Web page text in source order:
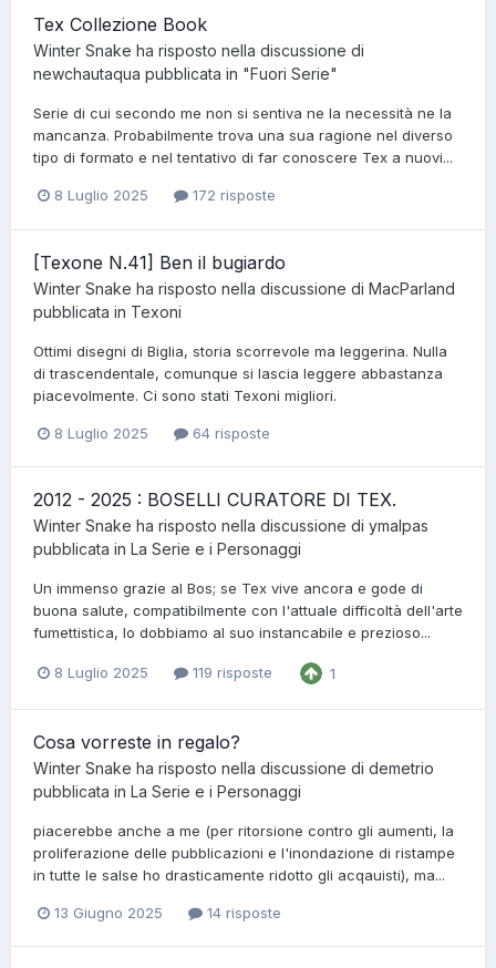
Tex Collezione Book
Winter Snake ha risposto nella discussione di
newchautaqua pubblicata in "Fuori Serie"
Serie di cui secondo me non si sentiva ne la necessità ne la
mancanza. Probabilmente trova una sua ragione nel diverso
tipo di formato e nel tentativo di far conoscere Tex a nuovi...
8 Luglio 2025 172 risposte
[Texone N.41] Ben il bugiardo
Winter Snake ha risposto nella discussione di MacParland
pubblicata in Texoni
Ottimi disegni di Biglia, storia scorrevole ma leggerina. Nulla
di trascendentale, comunque si lascia leggere abbastanza
piacevolmente. Ci sono stati Texoni migliori.
8 Luglio 2025 64 risposte
2012 - 2025 : BOSELLI CURATORE DI TEX.
Winter Snake ha risposto nella discussione di ymalpas
pubblicata in La Serie e i Personaggi
Un immenso grazie al Bos; se Tex vive ancora e gode di
buona salute, compatibilmente con l'attuale difficoltà dell'arte
fumettistica, lo dobbiamo al suo instancabile e prezioso...
8 Luglio 2025 119 risposte 1
Cosa vorreste in regalo?
Winter Snake ha risposto nella discussione di demetrio
pubblicata in La Serie e i Personaggi
piacerebbe anche a me (per ritorsione contro gli aumenti, la
proliferazione delle pubblicazioni e l'inondazione di ristampe
in tutte le salse ho drasticamente ridotto gli acqauisti), ma...
13 Giugno 2025 14 risposte